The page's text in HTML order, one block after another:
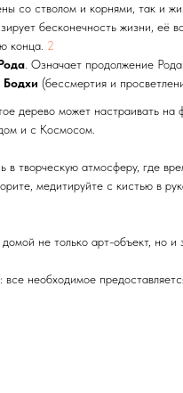
со стволом и корнями, так и
бесконечность жизни, её
конца. 2
. Означает продолжение
Бодхи (бессмертия и
дерево может настраивать на
и с Космосом.
в творческую атмосферу, где
медитируйте с кистью в
не только арт-объект, но и
необходимое